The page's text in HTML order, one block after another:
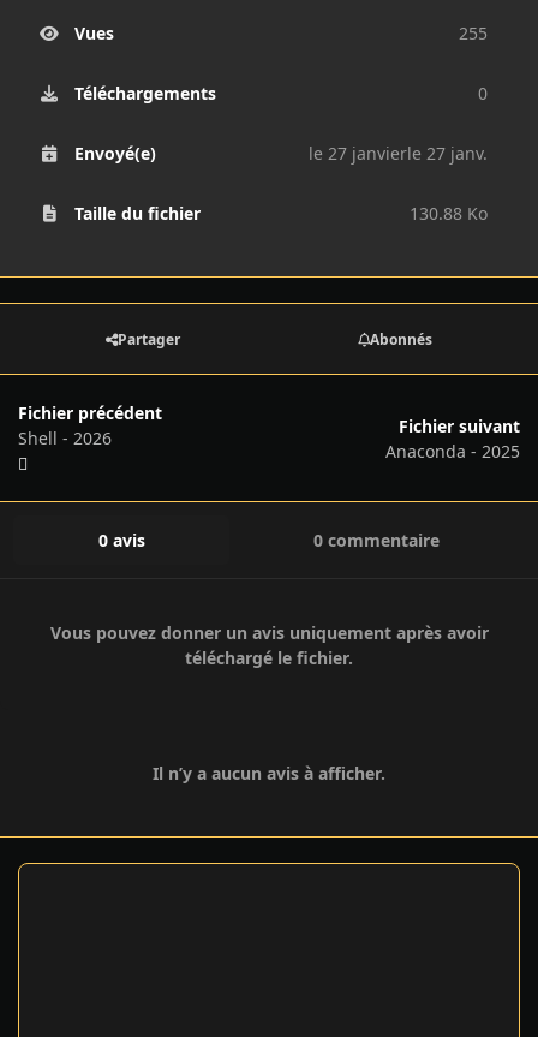
Vues 255
Téléchargements 0
Envoyé(e) le 27 janvierle 27 janv.
Taille du fichier 130.88 Ko
Partager Abonnés
Fichier précédent
Shell - 2026
Fichier suivant
Anaconda - 2025
0 avis 0 commentaire
Vous pouvez donner un avis uniquement après avoir
téléchargé le fichier.
Il n’y a aucun avis à afficher.